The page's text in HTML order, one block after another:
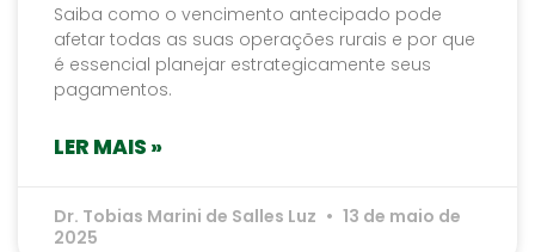
Saiba como o vencimento antecipado pode
afetar todas as suas operações rurais e por que
é essencial planejar estrategicamente seus
pagamentos.
LER MAIS »
Dr. Tobias Marini de Salles Luz
13 de maio de
2025